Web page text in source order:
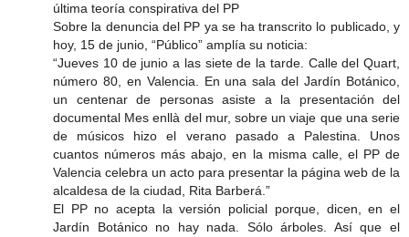
última teoría conspirativa del PP
Sobre la denuncia del PP ya se ha transcrito lo publicado, y
hoy, 15 de junio, “Público” amplía su noticia:
“Jueves 10 de junio a las siete de la tarde. Calle del Quart,
número 80, en Valencia. En una sala del Jardín Botánico,
un centenar de personas asiste a la presentación del
documental Mes enllà del mur, sobre un viaje que una serie
de músicos hizo el verano pasado a Palestina. Unos
cuantos números más abajo, en la misma calle, el PP de
Valencia celebra un acto para presentar la página web de la
alcaldesa de la ciudad, Rita Barberá.”
El PP no acepta la versión policial porque, dicen, en el
Jardín Botánico no hay nada. Sólo árboles. Así que el